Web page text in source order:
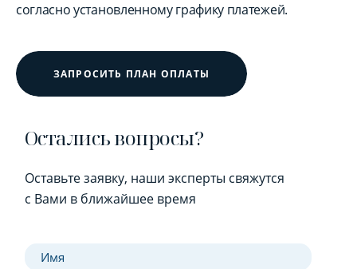
согласно установленному графику платежей.
ЗАПРОСИТЬ ПЛАН ОПЛАТЫ
Остались вопросы?
Оставьте заявку, наши эксперты свяжутся
с Вами в ближайшее время